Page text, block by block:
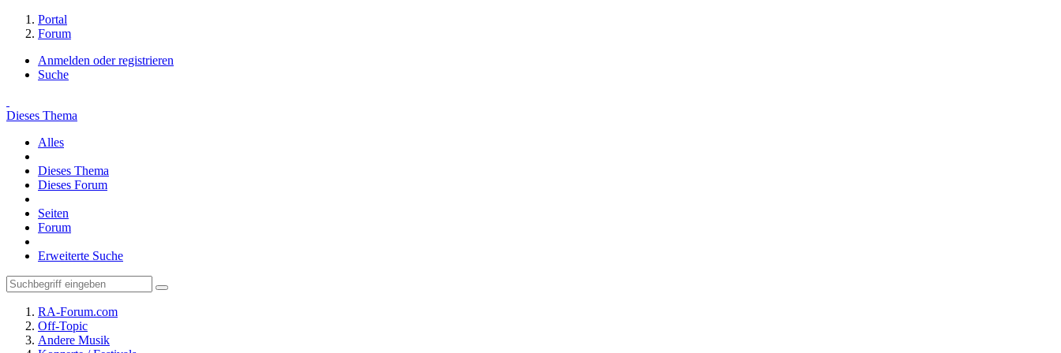
Portal
Forum
Anmelden oder registrieren
Suche
Dieses Thema
Alles
Dieses Thema
Dieses Forum
Seiten
Forum
Erweiterte Suche
RA-Forum.com
Off-Topic
Andere Musik